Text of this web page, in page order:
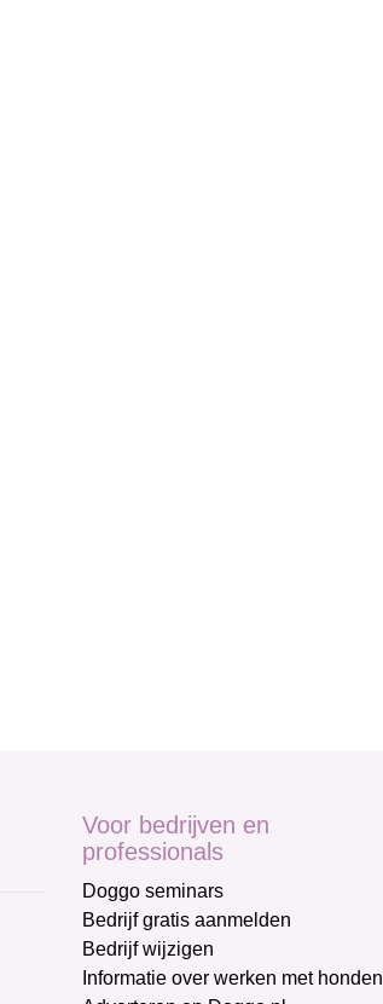
Voor bedrijven en
professionals
Doggo seminars
Bedrijf gratis aanmelden
Bedrijf wijzigen
Informatie over werken met honden